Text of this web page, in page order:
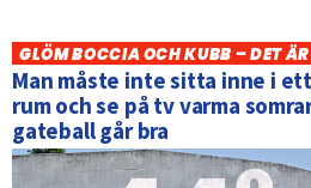
GLÖM BOCCIA OCH KUBB – DET
Man måste inte sitta inne i
rum och se på tv varma
gateball går bra